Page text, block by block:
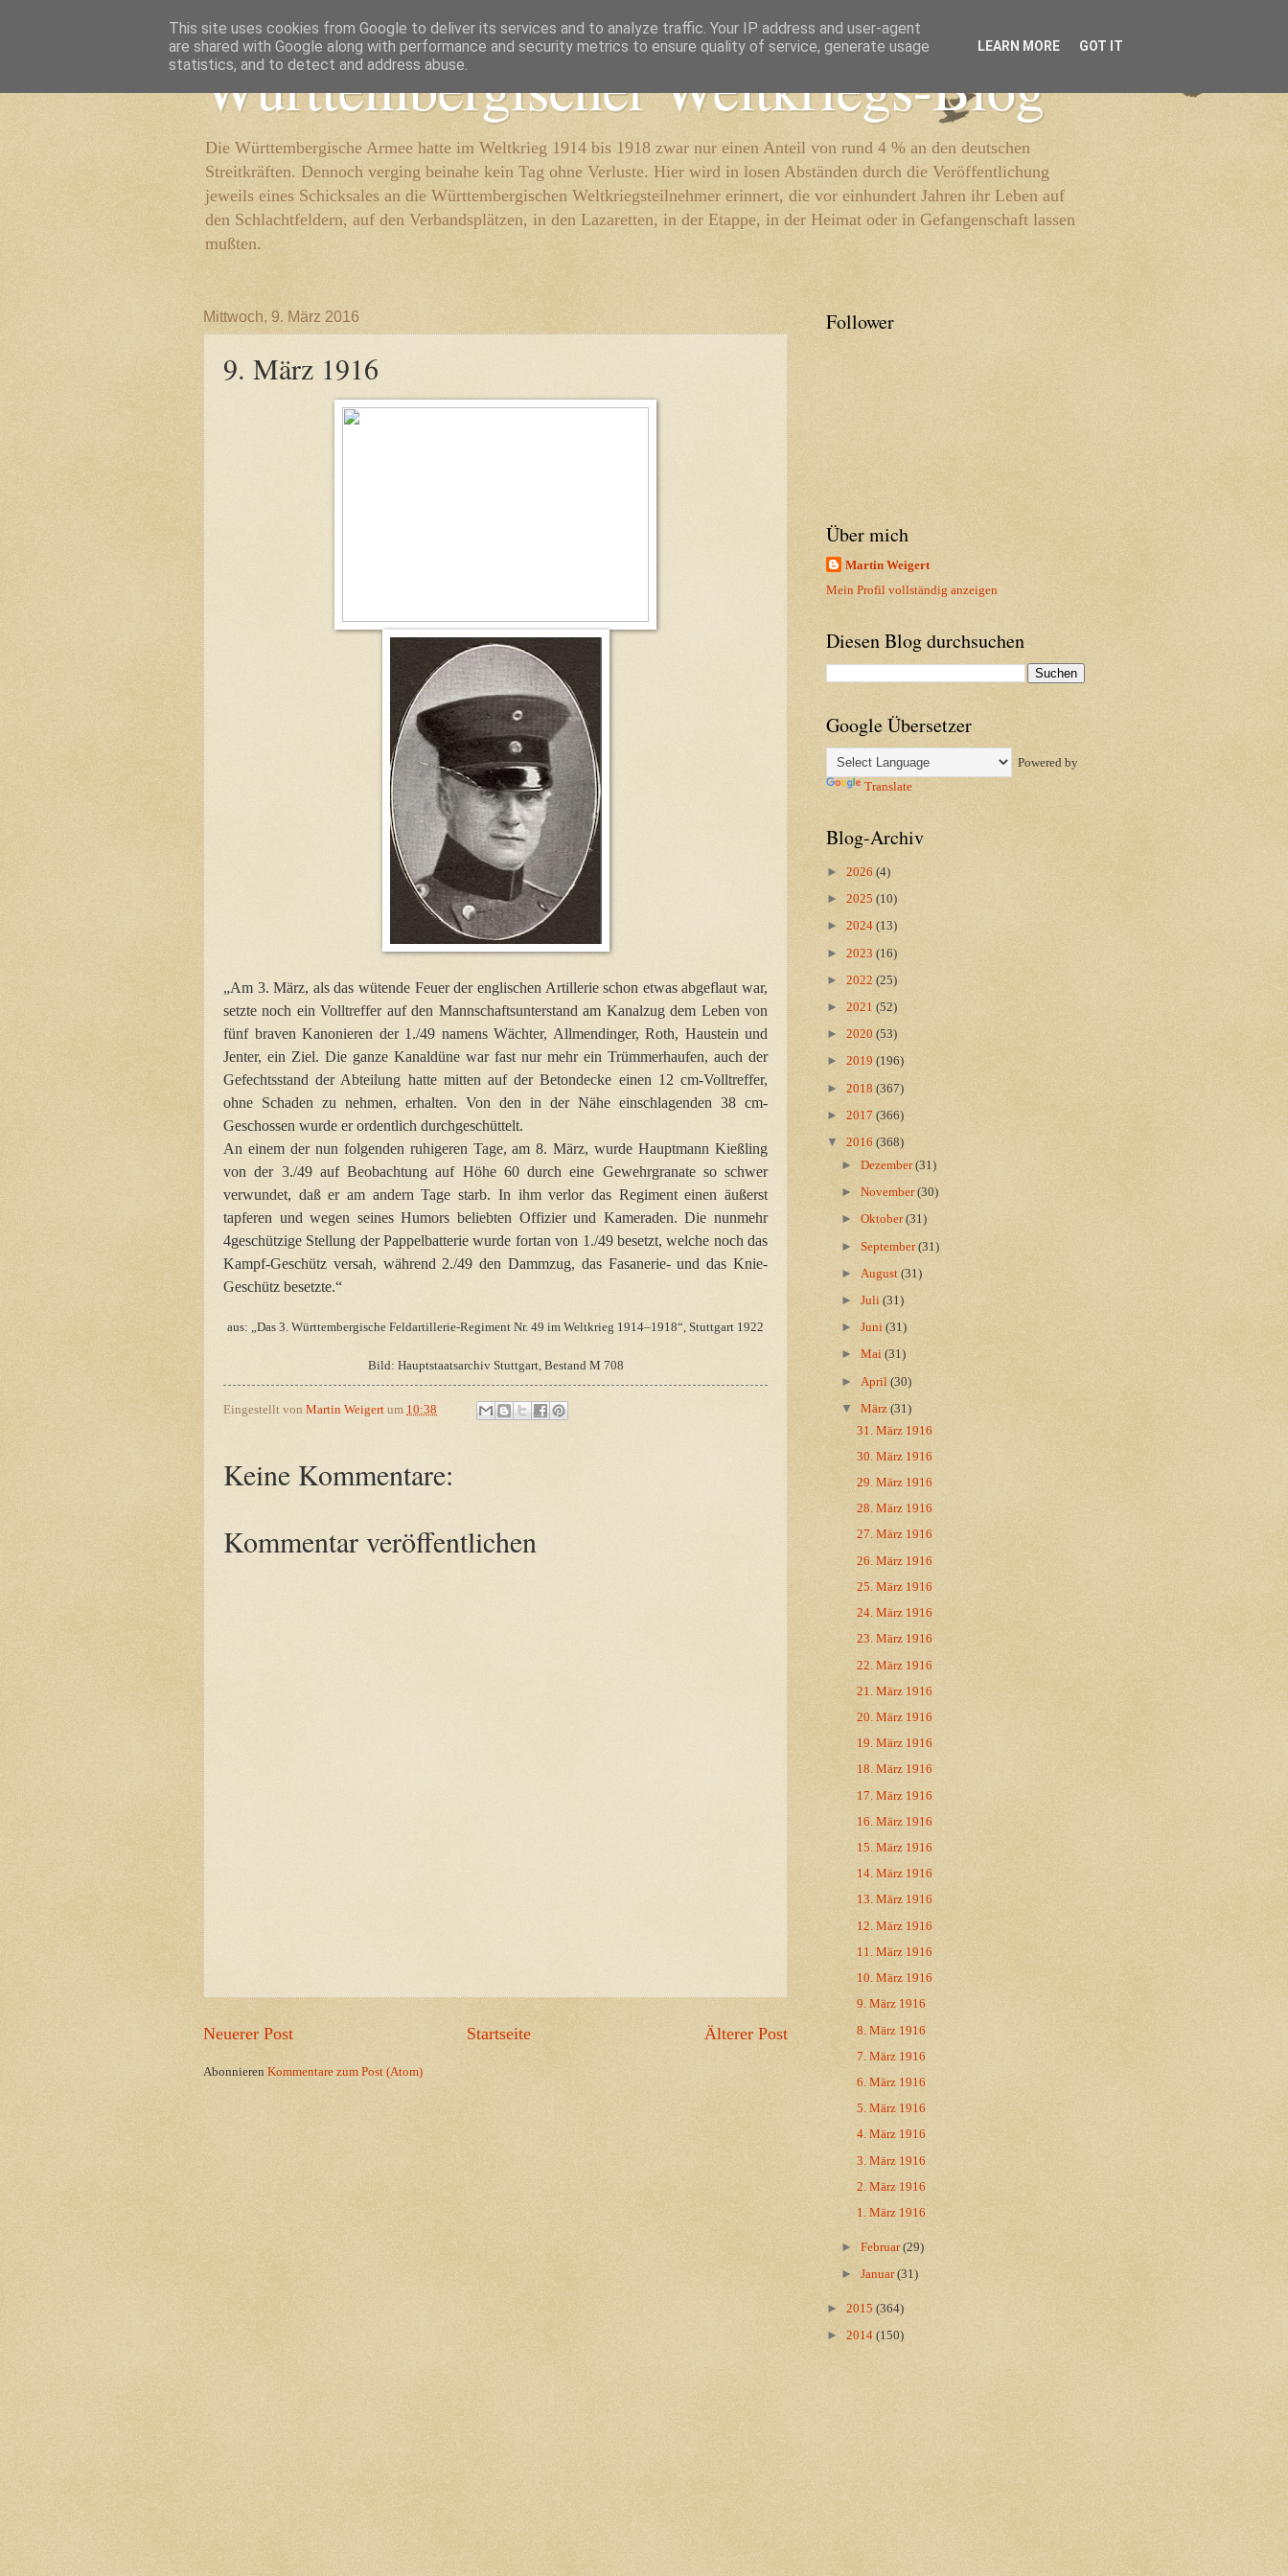
Württembergischer Weltkriegs-Blog
Die Württembergische Armee hatte im Weltkrieg 1914 bis 1918 zwar nur einen Anteil von rund 4 % an den deutschen
Streitkräften. Dennoch verging beinahe kein Tag ohne Verluste. Hier wird in losen Abständen durch die Veröffentlichung
jeweils eines Schicksales an die Württembergischen Weltkriegsteilnehmer erinnert, die vor einhundert Jahren ihr Leben auf
den Schlachtfeldern, auf den Verbandsplätzen, in den Lazaretten, in der Etappe, in der Heimat oder in Gefangenschaft lassen
mußten.
Mittwoch, 9. März 2016
9. März 1916
„Am 3. März, als das wütende Feuer der englischen Artillerie schon etwas abgeflaut war,
setzte noch ein Volltreffer auf den Mannschaftsunterstand am Kanalzug dem Leben von
fünf braven Kanonieren der 1./49 namens Wächter, Allmendinger, Roth, Haustein und
Jenter, ein Ziel. Die ganze Kanaldüne war fast nur mehr ein Trümmerhaufen, auch der
Gefechtsstand der Abteilung hatte mitten auf der Betondecke einen 12 cm-Volltreffer,
ohne Schaden zu nehmen, erhalten. Von den in der Nähe einschlagenden 38 cm-
Geschossen wurde er ordentlich durchgeschüttelt.
An einem der nun folgenden ruhigeren Tage, am 8. März, wurde Hauptmann Kießling
von der 3./49 auf Beobachtung auf Höhe 60 durch eine Gewehrgranate so schwer
verwundet, daß er am andern Tage starb. In ihm verlor das Regiment einen äußerst
tapferen und wegen seines Humors beliebten Offizier und Kameraden. Die nunmehr
4geschützige Stellung der Pappelbatterie wurde fortan von 1./49 besetzt, welche noch das
Kampf-Geschütz versah, während 2./49 den Dammzug, das Fasanerie- und das Knie-
Geschütz besetzte.“
aus: „Das 3. Württembergische Feldartillerie-Regiment Nr. 49 im Weltkrieg 1914–1918“, Stuttgart 1922
Bild: Hauptstaatsarchiv Stuttgart, Bestand M 708
Eingestellt von Martin Weigert um 10:38
Keine Kommentare:
Kommentar veröffentlichen
Neuerer Post Älterer Post
Startseite
Abonnieren Kommentare zum Post (Atom)
Follower
Über mich
Martin Weigert
Mein Profil vollständig anzeigen
Diesen Blog durchsuchen
Google Übersetzer
Powered by
Translate
Blog-Archiv
► 2026 (4)
► 2025 (10)
► 2024 (13)
► 2023 (16)
► 2022 (25)
► 2021 (52)
► 2020 (53)
► 2019 (196)
► 2018 (367)
► 2017 (366)
▼ 2016 (368)
►Dezember(31)
►November(30)
►Oktober(31)
►September(31)
► August(31)
►Juli(31)
►Juni(31)
►Mai(31)
► April(30)
▼März(31)
31. März 1916
30. März 1916
29. März 1916
28. März 1916
27. März 1916
26. März 1916
25. März 1916
24. März 1916
23. März 1916
22. März 1916
21. März 1916
20. März 1916
19. März 1916
18. März 1916
17. März 1916
16. März 1916
15. März 1916
14. März 1916
13. März 1916
12. März 1916
11. März 1916
10. März 1916
9. März 1916
8. März 1916
7. März 1916
6. März 1916
5. März 1916
4. März 1916
3. März 1916
2. März 1916
1. März 1916
►Februar(29)
►Januar(31)
► 2015 (364)
► 2014 (150)
This site uses cookies from Google to deliver its services and to analyze traffic. Your IP address and user-agent
are shared with Google along with performance and security metrics to ensure quality of service, generate usage
statistics, and to detect and address abuse.
LEARN MORE GOT IT